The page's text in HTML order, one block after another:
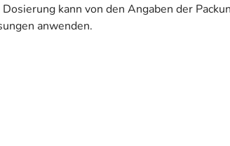
kann von den Angaben der
anwenden.